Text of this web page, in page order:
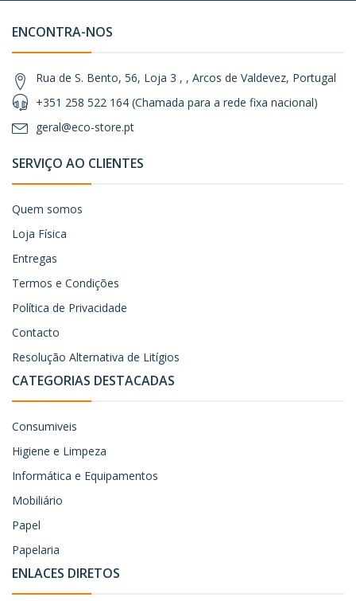
ENCONTRA-NOS
Rua de S. Bento, 56, Loja 3 , , Arcos de Valdevez, Portugal
+351 258 522 164 (Chamada para a rede fixa nacional)
geral@eco-store.pt
SERVIÇO AO CLIENTES
Quem somos
Loja Física
Entregas
Termos e Condições
Política de Privacidade
Contacto
Resolução Alternativa de Litígios
CATEGORIAS DESTACADAS
Consumiveis
Higiene e Limpeza
Informática e Equipamentos
Mobiliário
Papel
Papelaria
ENLACES DIRETOS